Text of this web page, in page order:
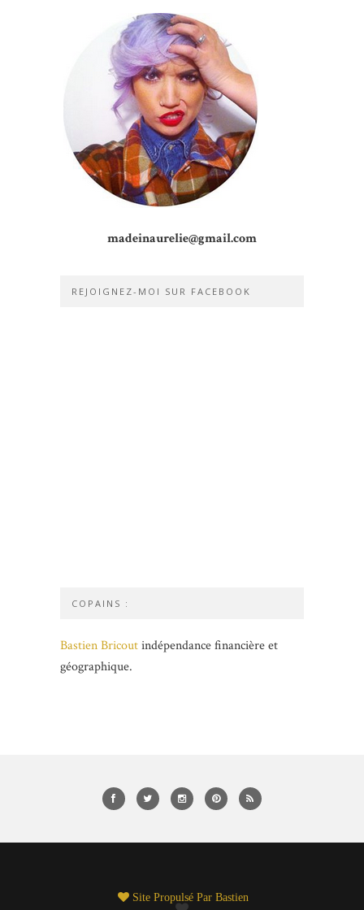
madeinaurelie@gmail.com
REJOIGNEZ-MOI SUR FACEBOOK
COPAINS :
Bastien Bricoutindépendance financière et
géographique.
Site Propulsé Par Bastien